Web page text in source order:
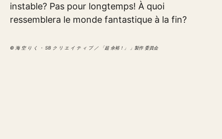
instable? Pas pour longtemps! À quoi
ressemblera le monde fantastique à la fin?
© 海 空 り く ・ SB ク リ エ イ テ ィ ブ ／ 「超 余裕！」 」製作 委員会